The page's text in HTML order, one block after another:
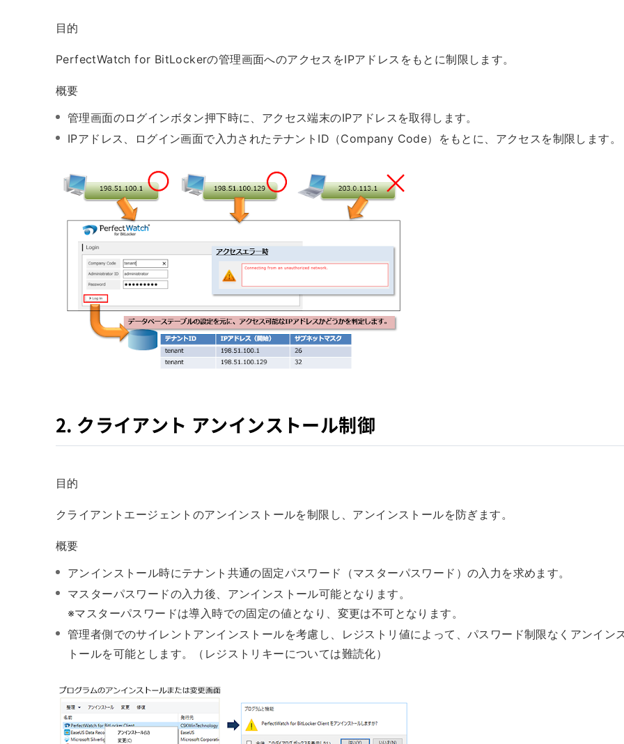
目的
PerfectWatch for BitLockerの管理画面へのアクセスをIPアドレスをもとに制限します。
概要
管理画面のログインボタン押下時に、アクセス端末のIPアドレスを取得します。
IPアドレス、ログイン画面で入力されたテナントID（Company Code）をもとに、アクセスを制限します。
2. クライアント アンインストール制御
目的
クライアントエージェントのアンインストールを制限し、アンインストールを防ぎます。
概要
アンインストール時にテナント共通の固定パスワード（マスターパスワード）の入力を求めます。
マスターパスワードの入力後、アンインストール可能となります。
※マスターパスワードは導入時での固定の値となり、変更は不可となります。
管理者側でのサイレントアンインストールを考慮し、レジストリ値によって、パスワード制限なくアンイン
トールを可能とします。（レジストリキーについては難読化）